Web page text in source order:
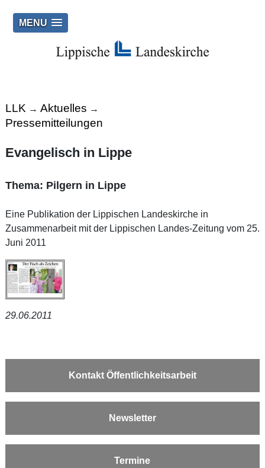
MENU
LLK → Aktuelles →
Pressemitteilungen
Evangelisch in Lippe
Thema: Pilgern in Lippe
Eine Publikation der Lippischen Landeskirche in
Zusammenarbeit mit der Lippischen Landes-Zeitung vom 25.
Juni 2011
29.06.2011
Kontakt Öffentlichkeitsarbeit
Newsletter
Termine